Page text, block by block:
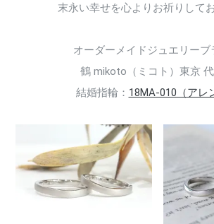
末永い幸せを心よりお祈りして
オーダーメイドジュエリーブ
鶴 mikoto（ミコト）東京
結婚指輪： 18MA-010（アレ